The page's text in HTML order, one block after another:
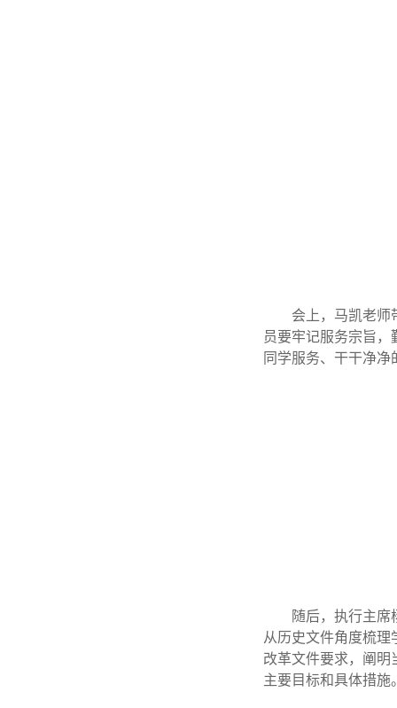
会上，马凯老师
员要牢记服务宗旨
同学服务、干干净
随后，执行主
从历史文件角度梳
改革文件要求，阐明
主要目标和具体措施